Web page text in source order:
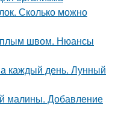
Сколько можно
швом. Нюансы
каждый день. Лунный
малины. Добавление